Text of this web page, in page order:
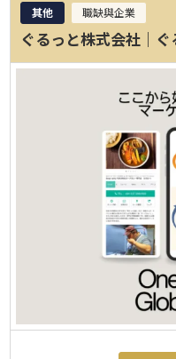
其他 職缺與企業
ぐるっと株式会社｜